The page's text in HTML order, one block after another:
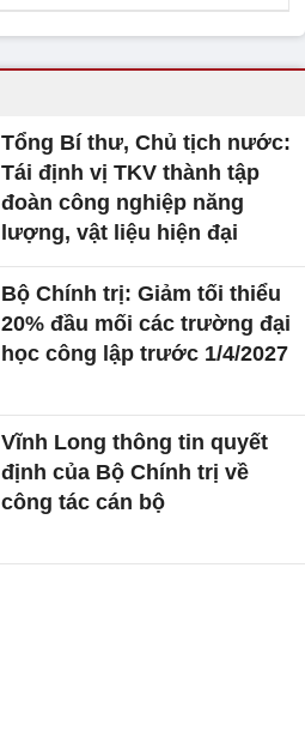
Tổng Bí thư, Chủ tịch nước:
Tái định vị TKV thành tập
đoàn công nghiệp năng
lượng, vật liệu hiện đại
Bộ Chính trị: Giảm tối thiểu
20% đầu mối các trường đại
học công lập trước 1/4/2027
Vĩnh Long thông tin quyết
định của Bộ Chính trị về
công tác cán bộ